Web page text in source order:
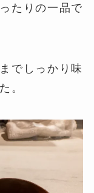
たりの一品で
でしっかり味
。